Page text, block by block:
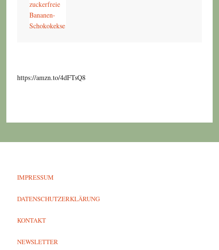
https://amzn.to/4dFTsQ8
IMPRESSUM
DATENSCHUTZERKLÄRUNG
KONTAKT
NEWSLETTER